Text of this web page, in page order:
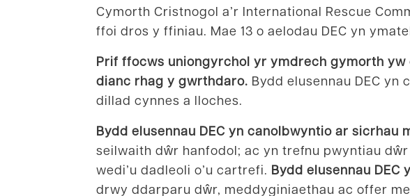
Cymorth Cristnogol a’r International Rescue
ffoi dros y ffiniau. Mae 13 o aelodau DEC yn
Prif ffocws uniongyrchol yr ymdrech gymorth yw
dianc rhag y gwrthdaro. Bydd elusennau DEC
dillad cynnes a lloches.
Bydd elusennau DEC yn canolbwyntio ar
seilwaith dŵr hanfodol; ac yn trefnu pwyntiau
wedi’u dadleoli o’u cartrefi. Bydd elusennau
drwy ddarparu dŵr, meddyginiaethau ac offer